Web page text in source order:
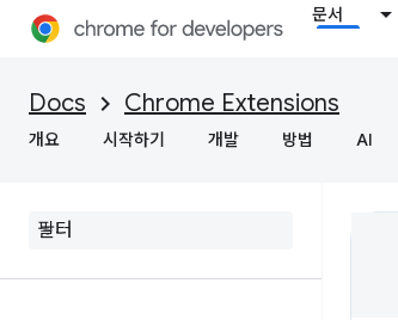
문서
Docs Chrome Extensions
개요 시작하기 개발 방법 AI